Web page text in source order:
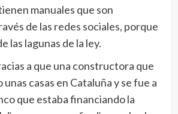
manuales que son
de las redes sociales, porque
las lagunas de la ley.
a que una constructora que
casas en Cataluña y se fue a
que estaba financiando la